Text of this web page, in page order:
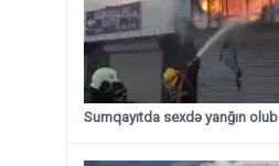
Sumqayıtda sexdə yanğın olub